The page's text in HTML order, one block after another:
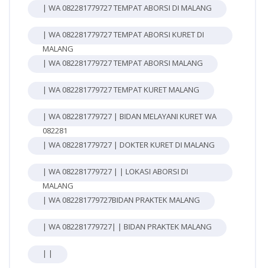
| WA 082281779727 TEMPAT ABORSI DI MALANG
| WA 082281779727 TEMPAT ABORSI KURET DI
MALANG
| WA 082281779727 TEMPAT ABORSI MALANG
| WA 082281779727 TEMPAT KURET MALANG
| WA 082281779727 | BIDAN MELAYANI KURET WA
082281
| WA 082281779727 | DOKTER KURET DI MALANG
| WA 082281779727 | | LOKASI ABORSI DI
MALANG
| WA 082281779727BIDAN PRAKTEK MALANG
| WA 082281779727| | BIDAN PRAKTEK MALANG
| |